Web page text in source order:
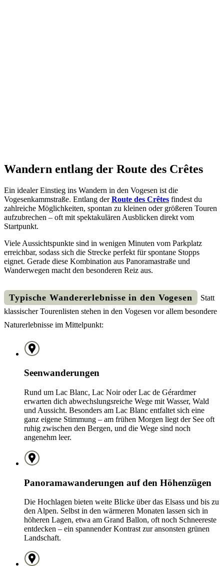
Wandern entlang der Route des Crêtes
Ein idealer Einstieg ins Wandern in den Vogesen ist die
Vogesenkammstraße. Entlang derRoute des Crêtes findest du
zahlreiche Möglichkeiten, spontan zu kleinen oder größeren Touren
aufzubrechen – oft mit spektakulären Ausblicken direkt vom
Startpunkt.
Viele Aussichtspunkte sind in wenigen Minuten vom Parkplatz
erreichbar, sodass sich die Strecke perfekt für spontane Stopps
eignet. Gerade diese Kombination aus Panoramastraße und
Wanderwegen macht den besonderen Reiz aus.
Typische Wandererlebnisse in den Vogesen
Statt
klassischer Tourenlisten stehen in den Vogesen vor allem besondere
Naturerlebnisse im Mittelpunkt:
Seenwanderungen
Rund um Lac Blanc, Lac Noir oder Lac de Gérardmer
erwarten dich abwechslungsreiche Wege mit Wasser, Wald
und Aussicht. Besonders am Lac Blanc entfaltet sich eine
ganz eigene Stimmung – am frühen Morgen liegt der See oft
ruhig zwischen den Bergen, und die Wege sind noch
angenehm leer.
Panoramawanderungen auf den Höhenzügen
Die Hochlagen bieten weite Blicke über das Elsass und bis zu
den Alpen. Selbst in den wärmeren Monaten lassen sich in
höheren Lagen, etwa am Grand Ballon, oft noch Schneereste
entdecken – ein spannender Kontrast zur ansonsten grünen
Landschaft.